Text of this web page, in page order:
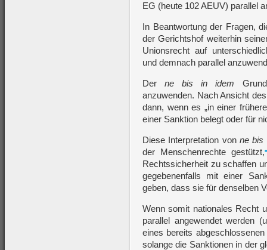
EG (heute 102 AEUV) parallel
In Beantwortung der Fragen,
der Gerichtshof weiterhin
Unionsrecht auf
und demnach parallel
Derne bis in idem
anzuwenden. Nach Ansicht
dann, wenn es „in einer
einer Sanktion belegt oder für
Diese Interpretation vonne bis
der Menschenrechte gestützt,
Rechtssicherheit zu schaffen
gegebenenfalls mit einer
geben, dass sie für denselben
Wenn somit nationales Recht
parallel angewendet werden
eines bereits
solange die Sanktionen in der